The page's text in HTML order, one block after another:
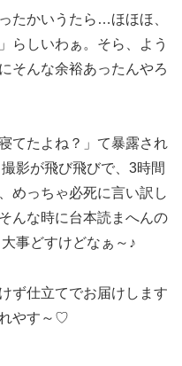
たかいうたら…ほほほ、
らしいわぁ。そら、よう
そんな余裕あったんやろ
てたよね？」て暴露され
影が飛び飛びで、3時間
めっちゃ必死に言い訳し
んな時に台本読まへんの
事どすけどなぁ～♪
ず仕立てでお届けします
やす～♡